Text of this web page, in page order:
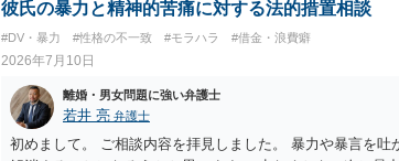
差し押さえはできません。
彼氏の暴力と精神的苦痛に対する法的措置相談
#DV・暴力 #性格の不一致 #モラハラ #借金・浪費癖
2026年7月10日
離婚・男女問題に強い弁護士
若井 亮 弁護士
初めまして。 ご相談内容を拝見しました。 暴力や暴言を